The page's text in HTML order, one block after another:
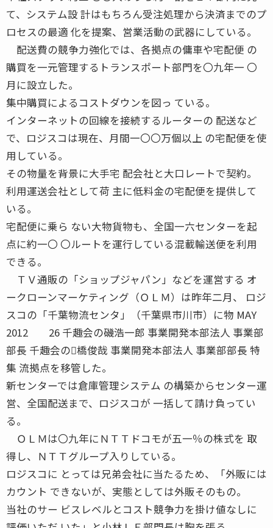
て、システム設 計はもちろん受注処理から決済までのプ
ロセスの最適 化を提案、営業活動の武器にしている。
配送費の競争力強化では、各拠点の傭車や宅配便 の
購買を一元管理するトランスポート部門を〇九年一 〇
月に設立した。
集中購買によるコストダウンを図っ ている。
インターネットの回線を接続するルーターの 配送など
で、ロジスコは現在、月間一〇〇万個以上 の宅配便を使
用している。
その物量を背景に大手宅 配会社と大口レートで契約。
利用運送会社として荷 主に低料金の宅配便を提供して
いる。
宅配便に乗ら ない大物貨物も、全国一六センターを起
点に約一〇 〇ルートを運行している混載輸送便を利用
できる。
ＴＶ通販の「ショップジャパン」などを運営する オ
ークローンマーケティング（ＯＬＭ）は昨年二月、 ロジ
スコの「千葉物流センタ」（千葉県市川市）に物 MAY
2012 26 千趣会の磯浩一郎 事業開発本部法人 事業部
部長 千趣会の橋俊哉 事業開発本部法人 事業部部長 特
集 流拠点を移管した。
新センターでは倉庫管理システム の構築からセンター運
営、全国配送まで、ロジスコが 一括して請け負ってい
る。
ＯＬＭは〇九年にＮＴＴドコモが五一％の株式を 取
得し、ＮＴＴグループ入りしている。
ロジスコに とっては兄弟会社に当たるため、「外販には
カウント できないが、実態としては外販そのもの。
当社のサー ビスレベルとコスト競争力を掛け値なしに